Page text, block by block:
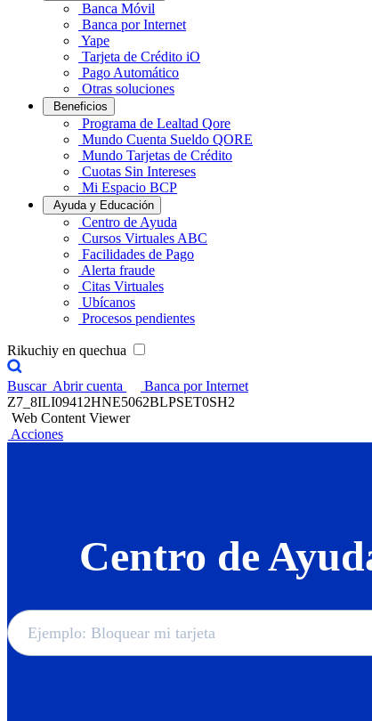
Banca Móvil
Banca por Internet
Yape
Tarjeta de Crédito iO
Pago Automático
Otras soluciones
Beneficios
Programa de Lealtad Qore
Mundo Cuenta Sueldo QORE
Mundo Tarjetas de Crédito
Cuotas Sin Intereses
Mi Espacio BCP
Ayuda y Educación
Centro de Ayuda
Cursos Virtuales ABC
Facilidades de Pago
Alerta fraude
Citas Virtuales
Ubícanos
Procesos pendientes
Rikuchiy en quechua
Buscar Abrir cuenta
Banca por Internet
Z7_8ILI09412HNE5062BLPSET0SH2
Web Content Viewer
Acciones
Centro de